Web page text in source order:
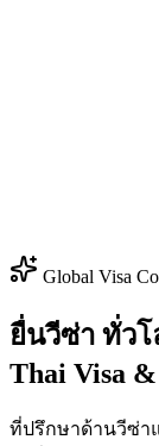
Global Visa
ยื่นวีซ่า ทั่วโ
Thai Visa
ที่ปรึกษาด้านวีซ่า